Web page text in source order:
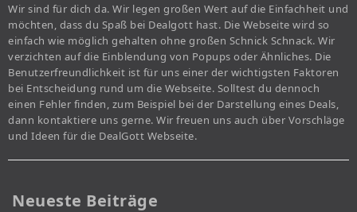
Wir sind für dich da. Wir legen großen Wert auf die Einfachheit und
möchten, dass du Spaß bei Dealgott hast. Die Webseite wird so
einfach wie möglich gehalten ohne großen Schnick Schnack. Wir
verzichten auf die Einblendung von Popups oder Ähnliches. Die
Benutzerfreundlichkeit ist für uns einer der wichtigsten Faktoren
bei Entscheidung rund um die Webseite. Solltest du dennoch
einen Fehler finden, zum Beispiel bei der Darstellung eines Deals,
dann kontaktiere uns gerne. Wir freuen uns auch über Vorschläge
und Ideen für die DealGott Webseite.
Neueste Beiträge